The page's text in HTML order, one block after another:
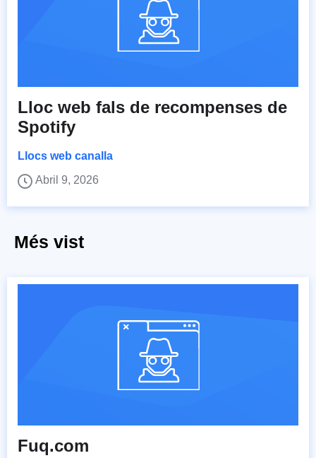
Lloc web fals de recompenses de
Spotify
Llocs web canalla
Abril 9, 2026
Més vist
Fuq.com